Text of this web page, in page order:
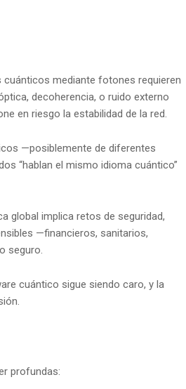
mediante fotones requieren
decoherencia, o ruido externo
en riesgo la estabilidad de la red.
—posiblemente de diferentes
“hablan el mismo idioma cuántico”
global implica retos de seguridad,
—financieros, sanitarios,
seguro.
cuántico sigue siendo caro, y la
profundas: